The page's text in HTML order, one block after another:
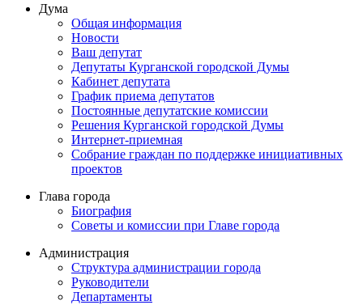
Дума
Общая информация
Новости
Ваш депутат
Депутаты Курганской городской Думы
Кабинет депутата
График приема депутатов
Постоянные депутатские комиссии
Решения Курганской городской Думы
Интернет-приемная
Собрание граждан по поддержке инициативных
проектов
Глава города
Биография
Советы и комиссии при Главе города
Администрация
Структура администрации города
Руководители
Департаменты